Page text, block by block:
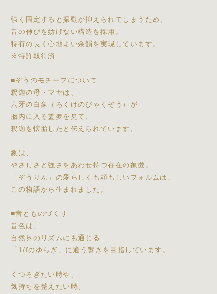
強く固定すると振動が抑えられてしまうため、
音の伸びを妨げない構造を採用。
特有の長く心地よい余韻を実現しています。
※特許取得済
■ぞうのモチーフについて
釈迦の母・マヤは、
六牙の白象（ろくげのびゃくぞう）が
胎内に入る霊夢を見て、
釈迦を懐胎したと伝えられています。
象は、
やさしさと強さをあわせ持つ存在の象徴。
「ぞうりん」の愛らしくも頼もしいフォルムは、
この物語から生まれました。
■音とものづくり
音色は、
自然界のリズムにも通じる
「1/fのゆらぎ」に適う響きを目指しています。
くつろぎたい時や、
気持ちを整えたい時、